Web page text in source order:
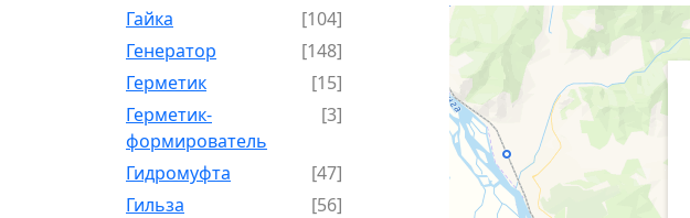
Гайка
[104]
Генератор
[148]
Герметик
[15]
Герметик-
формирователь
[3]
Гидромуфта
[47]
Гильза
[56]